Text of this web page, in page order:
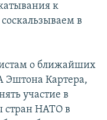
к
в
о ближайших
Картера,
участие в
стран НАТО в